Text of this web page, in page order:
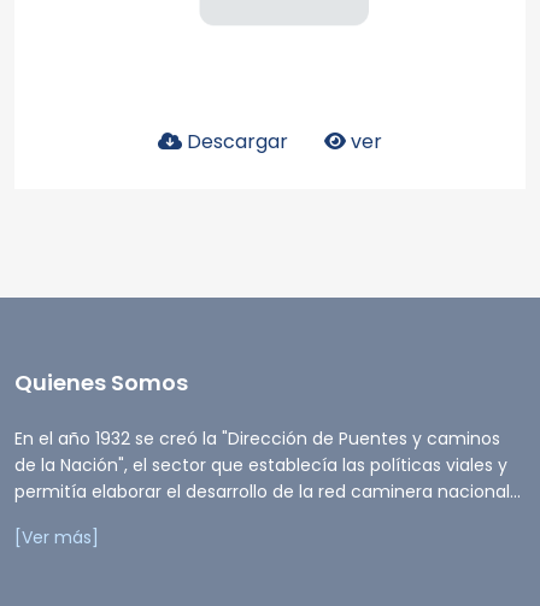
Descargar ver
Quienes Somos
En el año 1932 se creó la "Dirección de Puentes y caminos
de la Nación", el sector que establecía las políticas viales y
permitía elaborar el desarrollo de la red caminera nacional...
[Ver más]